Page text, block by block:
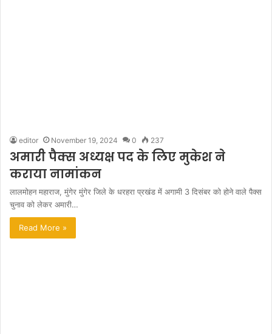
editor November 19, 2024 0 237
अमारी पैक्स अध्यक्ष पद के लिए मुकेश ने
कराया नामांकन
लालमोहन महाराज, मुंगेर मुंगेर जिले के धरहरा प्रखंड में अगामी 3 दिसंबर को होने वाले पैक्स
चुनाव को लेकर अमारी…
Read More »